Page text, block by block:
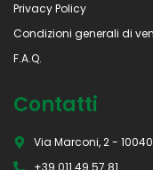
Privacy Policy
Condizioni generali di
F.A.Q.
Contatti
Via Marconi, 2 -